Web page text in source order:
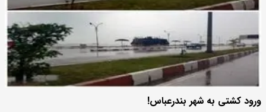
ورود کشتی به شهر بندرعباس!